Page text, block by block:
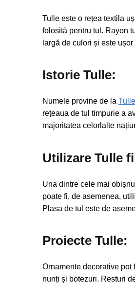
Tulle este o rețea textila
folosită pentru tul. Rayon
largă de culori și este
Istorie Tulle:
Numele provine de laTulle
rețeaua de tul timpurie a
majoritatea celorlalte
Utilizare Tulle
Una dintre cele mai
poate fi, de asemenea,
Plasa de tul este de
Proiecte Tulle:
Ornamente decorative
nunți și botezuri. Resturi